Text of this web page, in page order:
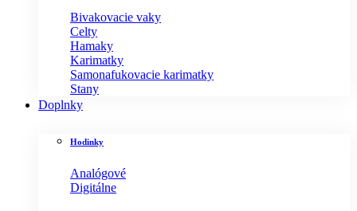
Bivakovacie vaky
Celty
Hamaky
Karimatky
Samonafukovacie karimatky
Stany
Doplnky
Hodinky
Analógové
Digitálne